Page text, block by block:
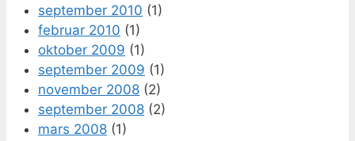
september 2010 (1)
februar 2010 (1)
oktober 2009 (1)
september 2009 (1)
november 2008 (2)
september 2008 (2)
mars 2008 (1)